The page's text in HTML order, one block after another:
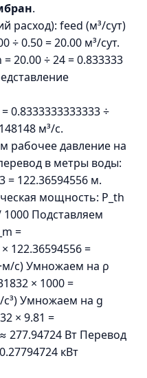
.
расход): feed (м³/сут)
÷ 0.50 = 20.00 м³/сут.
20.00 ÷ 24 = 0.833333
0.8333333333333 ÷
м³/с.
рабочее давление на
в метры воды:
= 122.36594556 м.
мощность: P_th
1000 Подставляем
=
122.36594556 =
с) Умножаем на ρ
× 1000 =
с³) Умножаем на g
× 9.81 =
277.94724 Вт Перевод
кВт